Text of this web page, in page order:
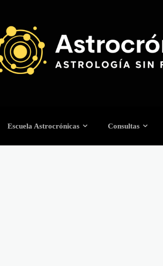
Escuela Astrocrónicas Consultas